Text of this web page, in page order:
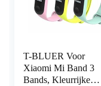
T-BLUER Voor
Xiaomi Mi Band 3
Bands, Kleurrijke